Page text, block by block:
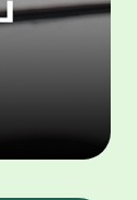
لافت وما
ويمنح
وتزيد هذه
احتفاظه
"مليونير
وبالنسبة